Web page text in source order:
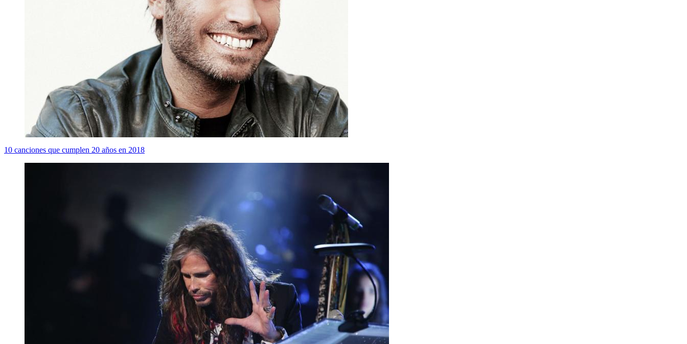
10 canciones que cumplen 20 años en 2018